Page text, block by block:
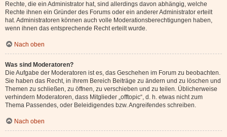
Rechte, die ein Administrator hat, sind allerdings davon abhängig, welche
Rechte ihnen ein Gründer des Forums oder ein anderer Administrator erteilt
hat. Administratoren können auch volle Moderationsberechtigungen haben,
wenn ihnen das entsprechende Recht erteilt wurde.
Nach oben
Was sind Moderatoren?
Die Aufgabe der Moderatoren ist es, das Geschehen im Forum zu beobachten.
Sie haben das Recht, in ihrem Bereich Beiträge zu ändern und zu löschen und
Themen zu schließen, zu öffnen, zu verschieben und zu teilen. Üblicherweise
verhindern Moderatoren, dass Mitglieder „offtopic“, d. h. etwas nicht zum
Thema Passendes, oder Beleidigendes bzw. Angreifendes schreiben.
Nach oben